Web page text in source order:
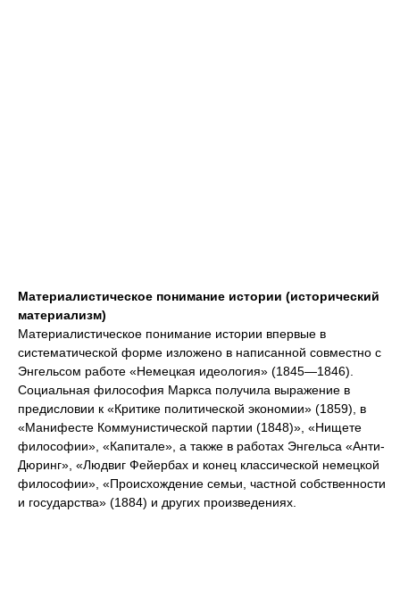
Материалистическое понимание истории (исторический
материализм)
Материалистическое понимание истории впервые в
систематической форме изложено в написанной совместно с
Энгельсом работе «Немецкая идеология» (1845—1846).
Социальная философия Маркса получила выражение в
предисловии к «Критике политической экономии» (1859), в
«Манифесте Коммунистической партии (1848)», «Нищете
философии», «Капитале», а также в работах Энгельса «Анти-
Дюринг», «Людвиг Фейербах и конец классической немецкой
философии», «Происхождение семьи, частной собственности
и государства» (1884) и других произведениях.